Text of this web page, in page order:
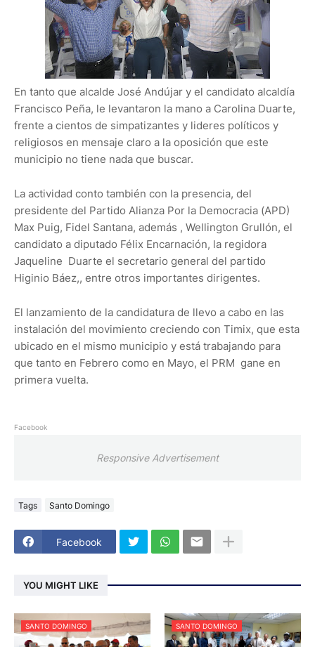
En tanto que alcalde José Andújar y el candidato alcaldía
Francisco Peña, le levantaron la mano a Carolina Duarte,
frente a cientos de simpatizantes y lideres políticos y
religiosos en mensaje claro a la oposición que este
municipio no tiene nada que buscar.
La actividad conto también con la presencia, del
presidente del Partido Alianza Por la Democracia (APD)
Max Puig, Fidel Santana, además , Wellington Grullón, el
candidato a diputado Félix Encarnación, la regidora
Jaqueline Duarte el secretario general del partido
Higinio Báez,, entre otros importantes dirigentes.
El lanzamiento de la candidatura de llevo a cabo en las
instalación del movimiento creciendo con Timix, que esta
ubicado en el mismo municipio y está trabajando para
que tanto en Febrero como en Mayo, el PRM gane en
primera vuelta.
Facebook
Responsive Advertisement
Tags Santo Domingo
Facebook
YOU MIGHT LIKE
SANTO DOMINGO SANTO DOMINGO